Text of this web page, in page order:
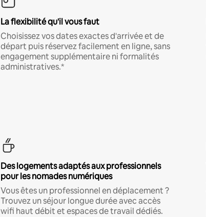
La flexibilité qu'il vous faut
Choisissez vos dates exactes d'arrivée et de
départ puis réservez facilement en ligne, sans
engagement supplémentaire ni formalités
administratives.*
Des logements adaptés aux professionnels
pour les nomades numériques
Vous êtes un professionnel en déplacement ?
Trouvez un séjour longue durée avec accès
wifi haut débit et espaces de travail dédiés.